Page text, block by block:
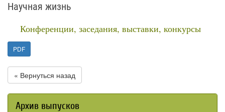
Научная жизнь
Конференции, заседания, выставки, конкурсы
PDF
« Вернуться назад
Архив выпусков